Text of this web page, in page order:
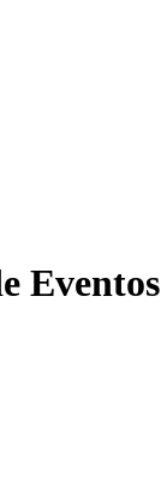
Eventos